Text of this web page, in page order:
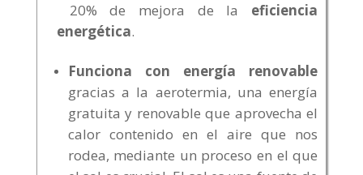
20% de mejora de la eficiencia
energética.
Funciona con energía renovable
gracias a la aerotermia, una energía
gratuita y renovable que aprovecha el
calor contenido en el aire que nos
rodea, mediante un proceso en el que